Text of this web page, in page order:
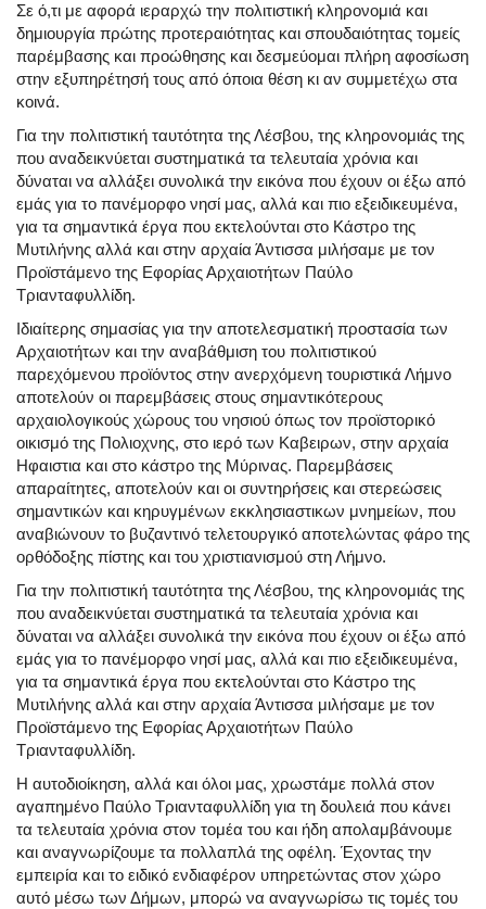
Σε ό,τι με αφορά ιεραρχώ την πολιτιστική κληρονομιά και
δημιουργία πρώτης προτεραιότητας και σπουδαιότητας τομείς
παρέμβασης και προώθησης και δεσμεύομαι πλήρη αφοσίωση
στην εξυπηρέτησή τους από όποια θέση κι αν συμμετέχω στα
κοινά.
Για την πολιτιστική ταυτότητα της Λέσβου, της κληρονομιάς της
που αναδεικνύεται συστηματικά τα τελευταία χρόνια και
δύναται να αλλάξει συνολικά την εικόνα που έχουν οι έξω από
εμάς για το πανέμορφο νησί μας, αλλά και πιο εξειδικευμένα,
για τα σημαντικά έργα που εκτελούνται στο Κάστρο της
Μυτιλήνης αλλά και στην αρχαία Άντισσα μιλήσαμε με τον
Προϊστάμενο της Εφορίας Αρχαιοτήτων Παύλο
Τριανταφυλλίδη.
Ιδιαίτερης σημασίας για την αποτελεσματική προστασία των
Αρχαιοτήτων και την αναβάθμιση του πολιτιστικού
παρεχόμενου προϊόντος στην ανερχόμενη τουριστικά Λήμνο
αποτελούν οι παρεμβάσεις στους σημαντικότερους
αρχαιολογικούς χώρους του νησιού όπως τον προϊστορικό
οικισμό της Πολιοχνης, στο ιερό των Καβειρων, στην αρχαία
Ηφαιστια και στο κάστρο της Μύρινας. Παρεμβάσεις
απαραίτητες, αποτελούν και οι συντηρήσεις και στερεώσεις
σημαντικών και κηρυγμένων εκκλησιαστικων μνημείων, που
αναβιώνουν το βυζαντινό τελετουργικό αποτελώντας φάρο της
ορθόδοξης πίστης και του χριστιανισμού στη Λήμνο.
Για την πολιτιστική ταυτότητα της Λέσβου, της κληρονομιάς της
που αναδεικνύεται συστηματικά τα τελευταία χρόνια και
δύναται να αλλάξει συνολικά την εικόνα που έχουν οι έξω από
εμάς για το πανέμορφο νησί μας, αλλά και πιο εξειδικευμένα,
για τα σημαντικά έργα που εκτελούνται στο Κάστρο της
Μυτιλήνης αλλά και στην αρχαία Άντισσα μιλήσαμε με τον
Προϊστάμενο της Εφορίας Αρχαιοτήτων Παύλο
Τριανταφυλλίδη.
Η αυτοδιοίκηση, αλλά και όλοι μας, χρωστάμε πολλά στον
αγαπημένο Παύλο Τριανταφυλλίδη για τη δουλειά που κάνει
τα τελευταία χρόνια στον τομέα του και ήδη απολαμβάνουμε
και αναγνωρίζουμε τα πολλαπλά της οφέλη. Έχοντας την
εμπειρία και το ειδικό ενδιαφέρον υπηρετώντας στον χώρο
αυτό μέσω των Δήμων, μπορώ να αναγνωρίσω τις τομές του